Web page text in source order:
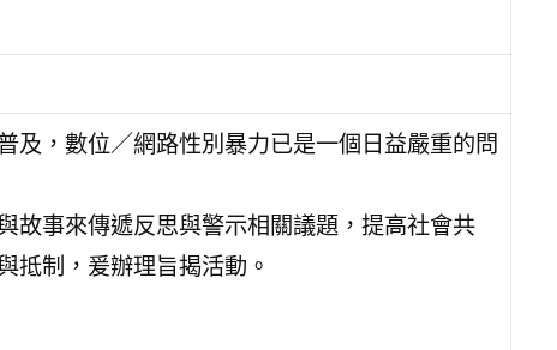
及，數位／網路性別暴力已是一個日益嚴重的問
故事來傳遞反思與警示相關議題，提高社會共
抵制，爰辦理旨揭活動。